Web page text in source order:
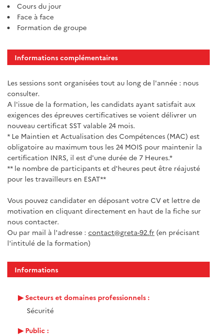
Cours du jour
Face à face
Formation de groupe
Informations complémentaires
Les sessions sont organisées tout au long de l'année : nous
consulter.
A l'issue de la formation, les candidats ayant satisfait aux
exigences des épreuves certificatives se voient délivrer un
nouveau certificat SST valable 24 mois.
* Le Maintien et Actualisation des Compétences (MAC) est
obligatoire au maximum tous les 24 MOIS pour maintenir la
certification INRS, il est d'une durée de 7 Heures.*
** le nombre de participants et d'heures peut être réajusté
pour les travailleurs en ESAT**
Vous pouvez candidater en déposant votre CV et lettre de
motivation en cliquant directement en haut de la fiche sur
nous contacter.
Ou par mail à l'adresse : contact@greta-92.fr (en précisant
l'intitulé de la formation)
Informations
Secteurs et domaines professionnels :
Sécurité
Public :